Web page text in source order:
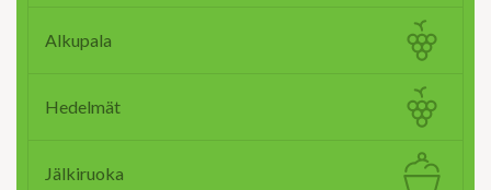
Alkupala
Hedelmät
Jälkiruoka